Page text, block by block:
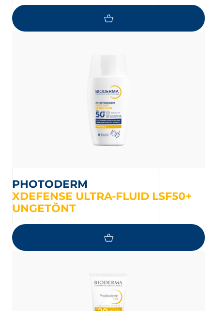
PHOTODERM
XDEFENSE ULTRA-FLUID LSF50+
UNGETÖNT